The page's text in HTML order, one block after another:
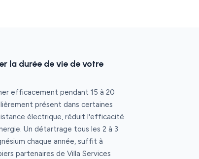
la durée de vie de votre
efficacement pendant 15 à 20
présent dans certaines
électrique, réduit l'efficacité
Un détartrage tous les 2 à 3
chaque année, suffit à
partenaires de Villa Services